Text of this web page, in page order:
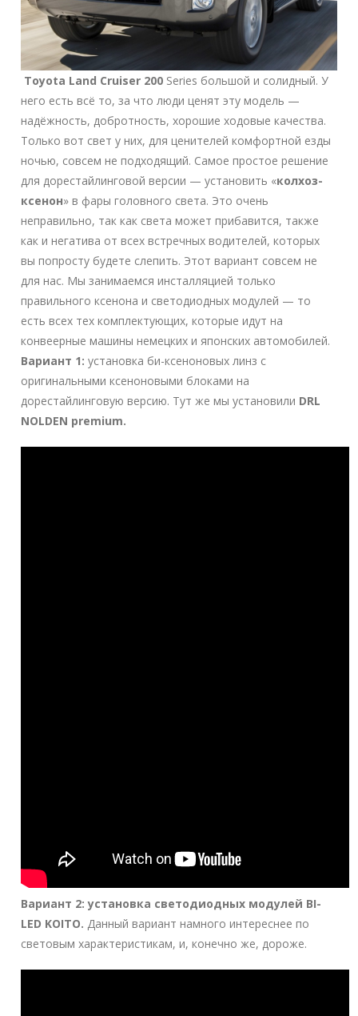
Toyota Land Cruiser 200 Series большой и солидный. У
него есть всё то, за что люди ценят эту модель —
надёжность, добротность, хорошие ходовые качества.
Только вот свет у них, для ценителей комфортной езды
ночью, совсем не подходящий. Самое простое решение
для дорестайлинговой версии — установить «колхоз-
ксенон» в фары головного света. Это очень
неправильно, так как света может прибавится, также
как и негатива от всех встречных водителей, которых
вы попросту будете слепить. Этот вариант совсем не
для нас. Мы занимаемся инсталляцией только
правильного ксенона и светодиодных модулей — то
есть всех тех комплектующих, которые идут на
конвеерные машины немецких и японских автомобилей.
Вариант 1: установка би-ксеноновых линз с
оригинальными ксеноновыми блоками на
дорестайлинговую версию. Тут же мы установили DRL
NOLDEN premium.
Вариант 2: установка светодиодных модулей BI-
LED KOITO. Данный вариант намного интереснее по
световым характеристикам, и, конечно же, дороже.